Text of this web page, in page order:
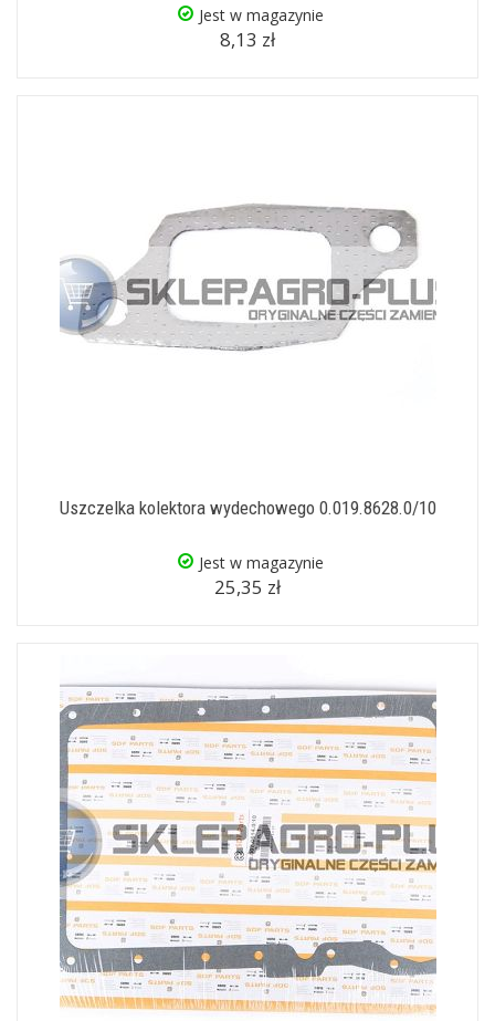
Jest w magazynie
8,13 zł
Uszczelka kolektora wydechowego 0.019.8628.0/10
Jest w magazynie
25,35 zł